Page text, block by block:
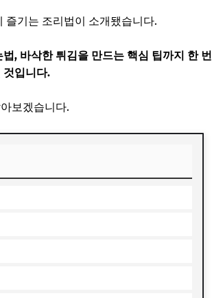
즐기는 조리법이 소개됐습니다.
, 바삭한 튀김을 만드는 핵심 팁까지 한 번
것입니다.
보겠습니다.